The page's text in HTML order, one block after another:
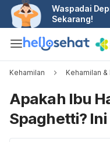
Waspadai
Sekarang!
Kehamilan Kehamilan &
Apakah Ibu
Spaghetti?